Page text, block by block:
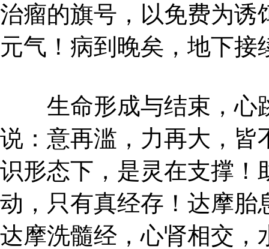
治瘤的旗号，以免费为诱
元气！病到晚矣，地下接
生命形成与结束，心
说：意再滥，力再大，皆
识形态下，是灵在支撑！
动，只有真经存！达摩胎
达摩洗髓经，心肾相交，